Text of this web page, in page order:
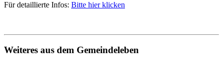
Für detaillierte Infos: Bitte hier klicken
Weiteres aus dem Gemeindeleben